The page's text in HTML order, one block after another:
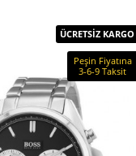
ÜCRETSİZ KARGO
Peşin Fiyatına
3-6-9 Taksit